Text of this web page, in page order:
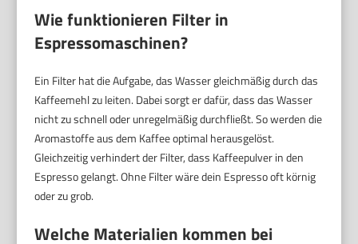
Wie funktionieren Filter in
Espressomaschinen?
Ein Filter hat die Aufgabe, das Wasser gleichmäßig durch das
Kaffeemehl zu leiten. Dabei sorgt er dafür, dass das Wasser
nicht zu schnell oder unregelmäßig durchfließt. So werden die
Aromastoffe aus dem Kaffee optimal herausgelöst.
Gleichzeitig verhindert der Filter, dass Kaffeepulver in den
Espresso gelangt. Ohne Filter wäre dein Espresso oft körnig
oder zu grob.
Welche Materialien kommen bei